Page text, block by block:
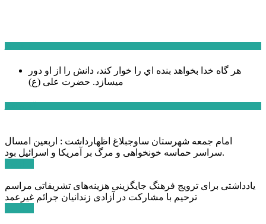
هر گاه خدا بخواهد بنده اي را خوار كند، دانش را از او دور
میسازد. حضرت علی (ع)
امام جمعه شهرستان ساوجبلاغ اظهارداشت : اربعین امسال
سراسر حماسه خونخواهی و مرگ بر آمریکا و اسرائیل بود.
یادداشتی برای ترویج فرهنگ جایگزینی هزینه‌های تشریفاتی مراسم
ترحیم با مشارکت در آزادی زندانیان جرائم غیرعمد